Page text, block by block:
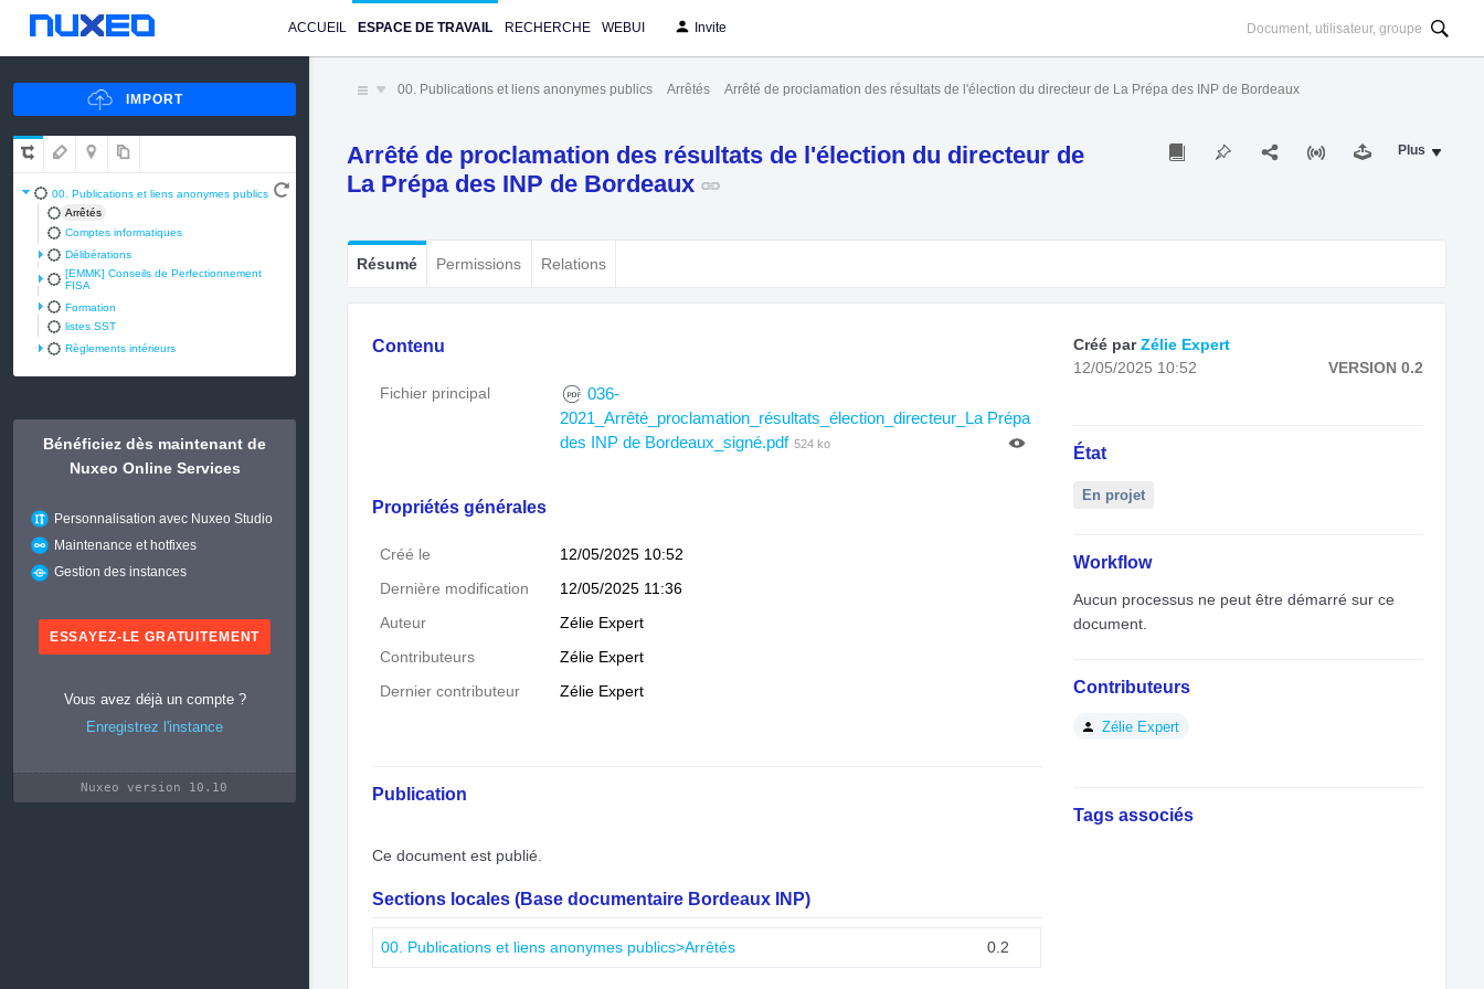
ACCUEIL ESPACE DE TRAVAIL RECHERCHE WEBUI Invite
00. Publications et liens anonymes publics
Arrêtés
Comptes informatiques
Délibérations
[EMMK] Conseils de Perfectionnement
FISA
Formation
listes SST
Règlements intérieurs
Bénéficiez dès maintenant de
Nuxeo Online Services
Personnalisation avec Nuxeo Studio
Maintenance et hotfixes
Gestion des instances
ESSAYEZ-LE GRATUITEMENT
Vous avez déjà un compte ?
Enregistrez l'instance
Nuxeo version 10.10
00. Publications et liens anonymes publics Arrêtés Arrêté de proclamation des résultats de l'élection du directeur de La Prépa des INP de Bordeaux
Arrêté de proclamation des résultats de l'élection du directeur de
La Prépa des INP de Bordeaux
Plus
Résumé Permissions Relations
Contenu
Fichier principal
036-
2021_Arrêté_proclamation_résultats_élection_directeur_La Prépa
des INP de Bordeaux_signé.pdf 524 ko
Propriétés générales
Créé le 12/05/2025 10:52
Dernière modification 12/05/2025 11:36
Auteur Zélie Expert
Contributeurs Zélie Expert
Dernier contributeur Zélie Expert
Publication
Ce document est publié.
Sections locales (Base documentaire Bordeaux INP)
00. Publications et liens anonymes publics>Arrêtés 0.2
Créé parZélie Expert
12/05/2025 10:52
VERSION 0.2
État
En projet
Workflow
Aucun processus ne peut être démarré sur ce
document.
Contributeurs
Zélie Expert
Tags associés